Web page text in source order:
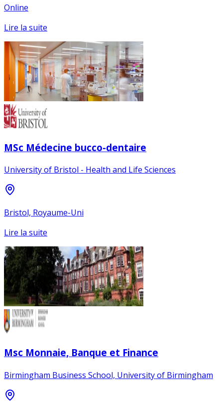
Online
Lire la suite
MSc Médecine bucco-dentaire
University of Bristol - Health and Life Sciences
Bristol, Royaume-Uni
Lire la suite
Msc Monnaie, Banque et Finance
Birmingham Business School, University of Birmingham